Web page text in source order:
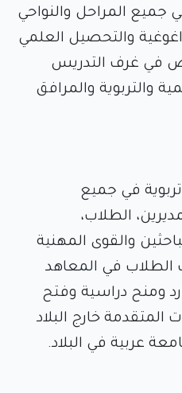
جميع المراحل والنواحي
والتحصيل العلمي
في غرف التدريس
والتربوية والمرافق
في جميع
الطلاب،
والقوى المهنية
الطلاب في المعاهد
ومنح دراسية وفتح
المتقدمة خارج البلاد
عربية في البلاد.